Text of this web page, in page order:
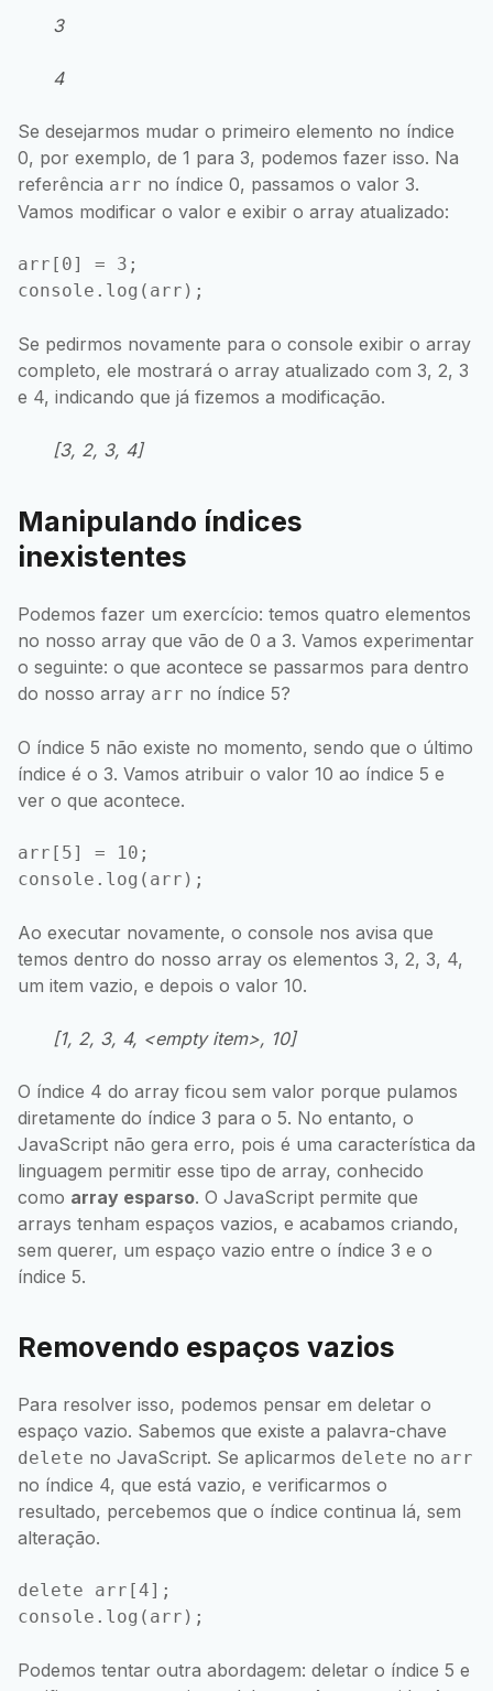
3
4
Se desejarmos mudar o primeiro elemento no índice
0, por exemplo, de 1 para 3, podemos fazer isso. Na
referência arr no índice 0, passamos o valor 3.
Vamos modificar o valor e exibir o array atualizado:
arr[0] = 3;
Se pedirmos novamente para o console exibir o array
completo, ele mostrará o array atualizado com 3, 2, 3
e 4, indicando que já fizemos a modificação.
[3, 2, 3, 4]
Manipulando índices
inexistentes
Podemos fazer um exercício: temos quatro elementos
no nosso array que vão de 0 a 3. Vamos experimentar
o seguinte: o que acontece se passarmos para dentro
do nosso array arr no índice 5?
O índice 5 não existe no momento, sendo que o último
índice é o 3. Vamos atribuir o valor 10 ao índice 5 e
ver o que acontece.
arr[5] = 10;
Ao executar novamente, o console nos avisa que
temos dentro do nosso array os elementos 3, 2, 3, 4,
um item vazio, e depois o valor 10.
[1, 2, 3, 4, <empty item>, 10]
O índice 4 do array ficou sem valor porque pulamos
diretamente do índice 3 para o 5. No entanto, o
JavaScript não gera erro, pois é uma característica da
linguagem permitir esse tipo de array, conhecido
como array esparso. O JavaScript permite que
arrays tenham espaços vazios, e acabamos criando,
sem querer, um espaço vazio entre o índice 3 e o
índice 5.
Removendo espaços vazios
Para resolver isso, podemos pensar em deletar o
espaço vazio. Sabemos que existe a palavra-chave
delete no JavaScript. Se aplicarmos delete no arr
no índice 4, que está vazio, e verificarmos o
resultado, percebemos que o índice continua lá, sem
alteração.
delete arr[4];
Podemos tentar outra abordagem: deletar o índice 5 e